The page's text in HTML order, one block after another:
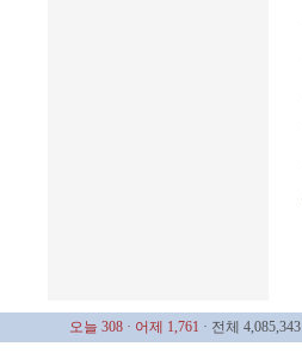
오늘 308 · 어제 1,761 · 전체 4,085,343